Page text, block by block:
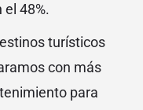
el 48%.
turísticos
con más
para